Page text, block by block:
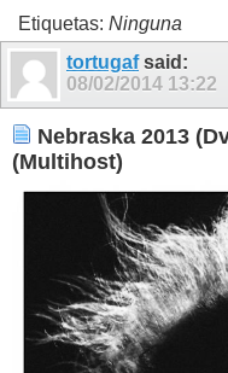
Etiquetas: Ninguna
tortugafsaid:
08/02/2014 13:22
Nebraska 2013
(Multihost)